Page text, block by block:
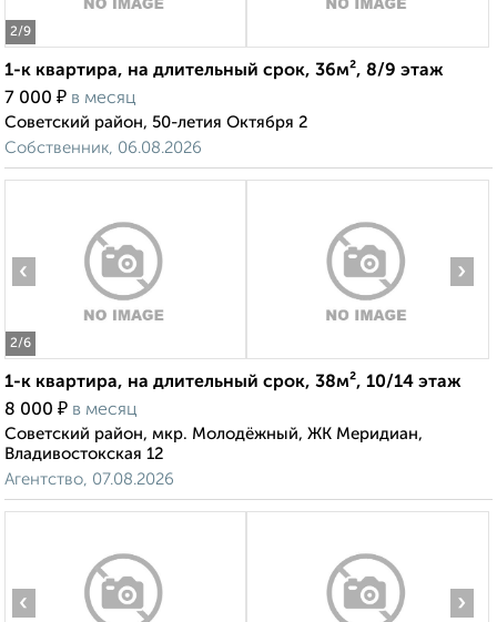
2/9
1-к квартира, на длительный срок, 36м², 8/9 этаж
7 000 ₽ в месяц
Советский район, 50-летия Октября 2
Собственник, 06.08.2026
2/6
‹ ›
1-к квартира, на длительный срок, 38м², 10/14 этаж
8 000 ₽ в месяц
Советский район, мкр. Молодёжный, ЖК Меридиан,
Владивостокская 12
Агентство, 07.08.2026
‹ ›